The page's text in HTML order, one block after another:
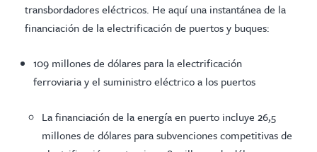
transbordadores eléctricos. He aquí una instantánea de la
financiación de la electrificación de puertos y buques:
109 millones de dólares para la electrificación
ferroviaria y el suministro eléctrico a los puertos
La financiación de la energía en puerto incluye 26,5
millones de dólares para subvenciones competitivas de